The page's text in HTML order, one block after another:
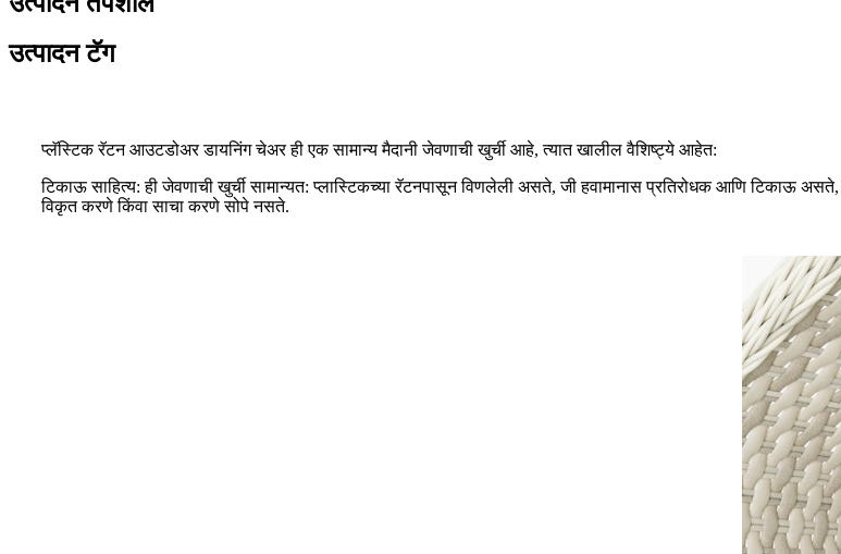
उत्पादन टॅग
प्लॅस्टिक रॅटन आउटडोअर डायनिंग चेअर ही एक सामान्य मैदानी जेवणाची खुर्ची आहे, त्यात खालील वैशिष्ट्ये आहेत:
टिकाऊ साहित्य: ही जेवणाची खुर्ची सामान्यत: प्लास्टिकच्या रॅटनपासून विणलेली असते, जी हवामानास प्रतिरोधक आणि टिकाऊ
विकृत करणे किंवा साचा करणे सोपे नसते.